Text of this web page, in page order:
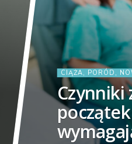
CIĄŻA, PORÓD,
Czynniki